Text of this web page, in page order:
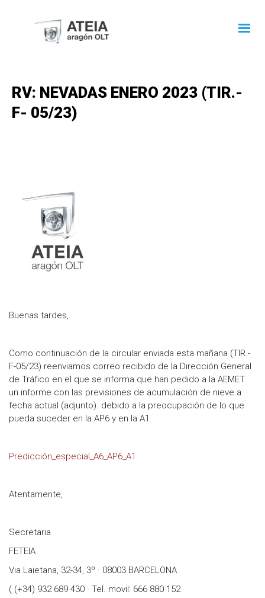
RV: NEVADAS ENERO 2023 (TIR.-
F- 05/23)
Buenas tardes,
Como continuación de la circular enviada esta mañana (TIR.-
F-05/23) reenviamos correo recibido de la Dirección General
de Tráfico en el que se informa que han pedido a la AEMET
un informe con las previsiones de acumulación de nieve a
fecha actual (adjunto). debido a la preocupación de lo que
pueda suceder en la AP6 y en la A1.
Predicción_especial_A6_AP6_A1
Atentamente,
Secretaria
FETEIA
Via Laietana, 32-34, 3º · 08003 BARCELONA
( (+34) 932 689 430 · Tel. movil: 666 880 152